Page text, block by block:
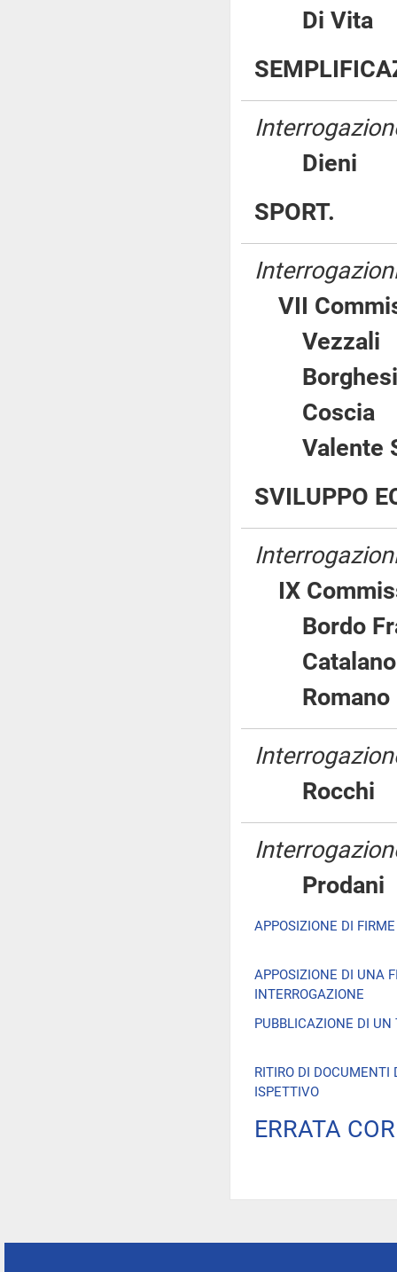
Di
SPORT.
VII
Valente
SVILUPPO
IX
Bordo
APPOSIZIONE DI
APPOSIZIONE DI UNA
INTERROGAZIONE
PUBBLICAZIONE DI UN
RITIRO DI DOCUMENTI
ISPETTIVO
ERRATA